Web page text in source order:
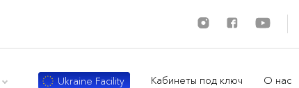
Ukraine Facility Кабинеты под ключ О нас